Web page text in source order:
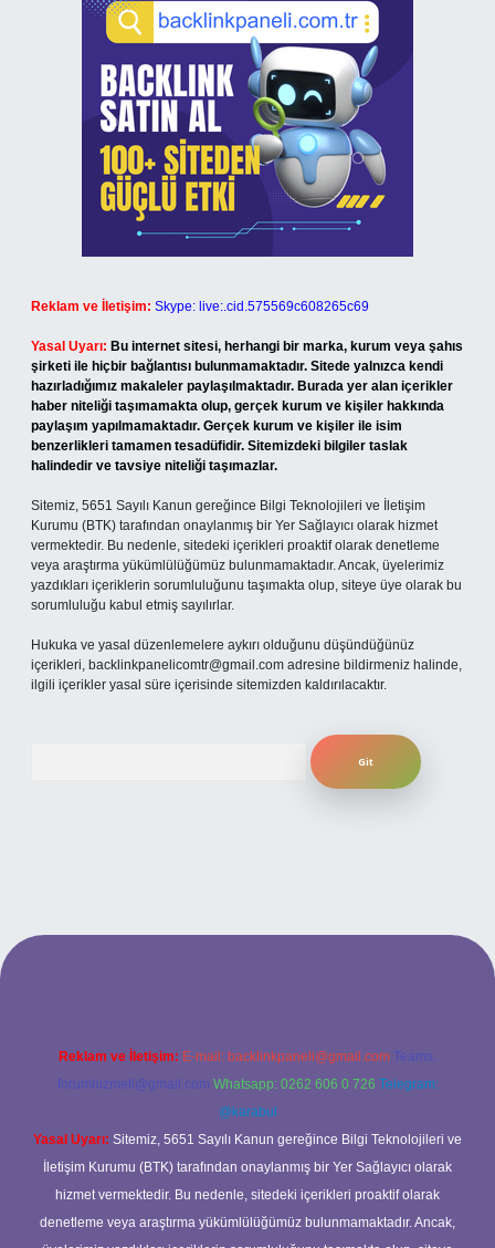
Reklam ve İletişim: Skype: live:.cid.575569c608265c69
Yasal Uyarı: Bu internet sitesi, herhangi bir marka, kurum veya şahıs
şirketi ile hiçbir bağlantısı bulunmamaktadır. Sitede yalnızca kendi
hazırladığımız makaleler paylaşılmaktadır. Burada yer alan içerikler
haber niteliği taşımamakta olup, gerçek kurum ve kişiler hakkında
paylaşım yapılmamaktadır. Gerçek kurum ve kişiler ile isim
benzerlikleri tamamen tesadüfidir. Sitemizdeki bilgiler taslak
halindedir ve tavsiye niteliği taşımazlar.
Sitemiz, 5651 Sayılı Kanun gereğince Bilgi Teknolojileri ve İletişim
Kurumu (BTK) tarafından onaylanmış bir Yer Sağlayıcı olarak hizmet
vermektedir. Bu nedenle, sitedeki içerikleri proaktif olarak denetleme
veya araştırma yükümlülüğümüz bulunmamaktadır. Ancak, üyelerimiz
yazdıkları içeriklerin sorumluluğunu taşımakta olup, siteye üye olarak bu
sorumluluğu kabul etmiş sayılırlar.
Hukuka ve yasal düzenlemelere aykırı olduğunu düşündüğünüz
içerikleri, backlinkpanelicomtr@gmail.com adresine bildirmeniz halinde,
ilgili içerikler yasal süre içerisinde sitemizden kaldırılacaktır.
adresi
Reklam ve İletişim: E-mail: backlinkpaneli@gmail.com Teams:
forumhizmeti@gmail.com Whatsapp: 0262 606 0 726 Telegram:
@karabul
Yasal Uyarı: Sitemiz, 5651 Sayılı Kanun gereğince Bilgi Teknolojileri ve
İletişim Kurumu (BTK) tarafından onaylanmış bir Yer Sağlayıcı olarak
hizmet vermektedir. Bu nedenle, sitedeki içerikleri proaktif olarak
denetleme veya araştırma yükümlülüğümüz bulunmamaktadır. Ancak,